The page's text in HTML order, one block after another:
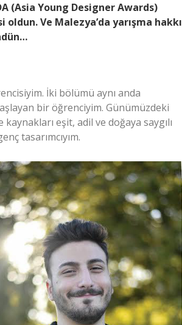
(Asia Young Designer Awards)
Ve Malezya’da yarışma hakkı
İki bölümü aynı anda
bir öğrenciyim. Günümüzdeki
eşit, adil ve doğaya saygılı
tasarımcıyım.